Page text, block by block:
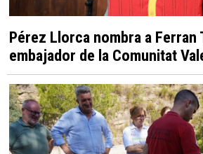
Pérez Llorca nombra a Ferran
embajador de la Comunitat